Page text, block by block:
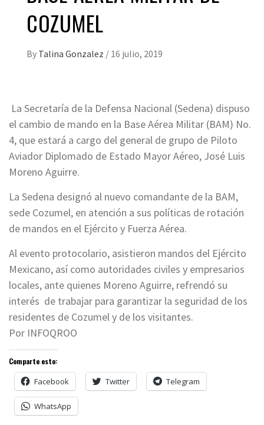
COZUMEL
By Talina Gonzalez / 16 julio, 2019
La Secretaría de la Defensa Nacional (Sedena) dispuso
el cambio de mando en la Base Aérea Militar (BAM) No.
4, que estará a cargo del general de grupo de Piloto
Aviador Diplomado de Estado Mayor Aéreo, José Luis
Moreno Aguirre.
La Sedena designó al nuevo comandante de la BAM,
sede Cozumel, en atención a sus políticas de rotación
de mandos en el Ejército y Fuerza Aérea.
Al evento protocolario, asistieron mandos del Ejército
Mexicano, así como autoridades civiles y empresarios
locales, ante quienes Moreno Aguirre, refrendó su
interés de trabajar para garantizar la seguridad de los
residentes de Cozumel y de los visitantes.
Por INFOQROO
Comparte esto:
Facebook Twitter Telegram
WhatsApp